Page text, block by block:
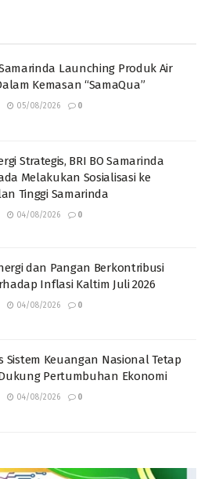
Launching Produk Air
Kemasan “SamaQua”
05/08/2026 0
Strategis, BRI BO Samarinda
Melakukan Sosialisasi ke
Tinggi Samarinda
04/08/2026 0
dan Pangan Berkontribusi
Inflasi Kaltim Juli 2026
04/08/2026 0
Sistem Keuangan Nasional Tetap
Pertumbuhan Ekonomi
04/08/2026 0